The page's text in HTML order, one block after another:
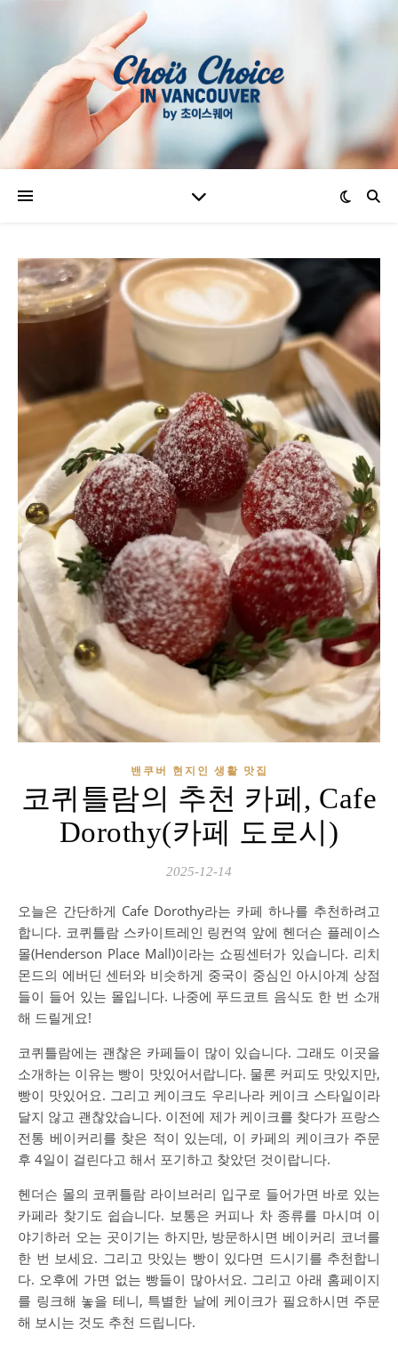
밴쿠버 현지인 생활 맛집
코퀴틀람의 추천 카페, Cafe
Dorothy(카페 도로시)
2025-12-14
오늘은 간단하게 Cafe Dorothy라는 카페 하나를 추천하려고
합니다. 코퀴틀람 스카이트레인 링컨역 앞에 헨더슨 플레이스
몰(Henderson Place Mall)이라는 쇼핑센터가 있습니다. 리치
몬드의 에버딘 센터와 비슷하게 중국이 중심인 아시아계 상점
들이 들어 있는 몰입니다. 나중에 푸드코트 음식도 한 번 소개
해 드릴게요!
코퀴틀람에는 괜찮은 카페들이 많이 있습니다. 그래도 이곳을
소개하는 이유는 빵이 맛있어서랍니다. 물론 커피도 맛있지만,
빵이 맛있어요. 그리고 케이크도 우리나라 케이크 스타일이라
달지 않고 괜찮았습니다. 이전에 제가 케이크를 찾다가 프랑스
전통 베이커리를 찾은 적이 있는데, 이 카페의 케이크가 주문
후 4일이 걸린다고 해서 포기하고 찾았던 것이랍니다.
헨더슨 몰의 코퀴틀람 라이브러리 입구로 들어가면 바로 있는
카페라 찾기도 쉽습니다. 보통은 커피나 차 종류를 마시며 이
야기하러 오는 곳이기는 하지만, 방문하시면 베이커리 코너를
한 번 보세요. 그리고 맛있는 빵이 있다면 드시기를 추천합니
다. 오후에 가면 없는 빵들이 많아서요. 그리고 아래 홈페이지
를 링크해 놓을 테니, 특별한 날에 케이크가 필요하시면 주문
해 보시는 것도 추천 드립니다.